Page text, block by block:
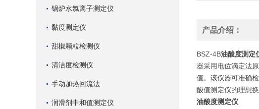
锅炉水氯离子测定仪
黏度测定仪
甜椒颗粒检测仪
清洁度检测仪
手动加热回流法
润滑剂中和值测定仪
产品介绍：
BSZ-4B油酸度测定
器采用电位滴定法
值。该仪器可准确
酸值测定仪的理想换
油酸度测定仪